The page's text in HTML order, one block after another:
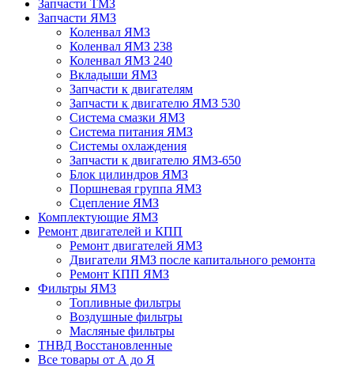
Запчасти ТМЗ
Запчасти ЯМЗ
Коленвал ЯМЗ
Коленвал ЯМЗ 238
Коленвал ЯМЗ 240
Вкладыши ЯМЗ
Запчасти к двигателям
Запчасти к двигателю ЯМЗ 530
Система смазки ЯМЗ
Система питания ЯМЗ
Системы охлаждения
Запчасти к двигателю ЯМЗ-650
Блок цилиндров ЯМЗ
Поршневая группа ЯМЗ
Сцепление ЯМЗ
Комплектующие ЯМЗ
Ремонт двигателей и КПП
Ремонт двигателей ЯМЗ
Двигатели ЯМЗ после капитального ремонта
Ремонт КПП ЯМЗ
Фильтры ЯМЗ
Топливные фильтры
Воздушные фильтры
Масляные фильтры
ТНВД Восстановленные
Все товары от А до Я